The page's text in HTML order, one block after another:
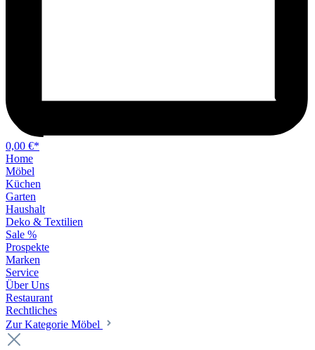
0,00 €*
Home
Möbel
Küchen
Garten
Haushalt
Deko & Textilien
Sale %
Prospekte
Marken
Service
Über Uns
Restaurant
Rechtliches
Zur Kategorie Möbel